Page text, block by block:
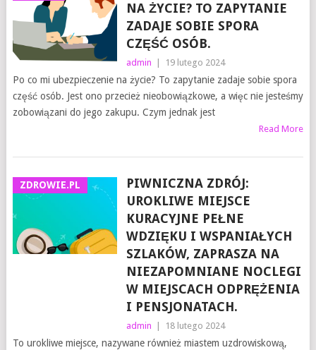
NA ŻYCIE? TO ZAPYTANIE
ZADAJE SOBIE SPORA
CZĘŚĆ OSÓB.
admin 19 lutego 2024
Po co mi ubezpieczenie na życie? To zapytanie zadaje sobie spora
część osób. Jest ono przecież nieobowiązkowe, a więc nie jesteśmy
zobowiązani do jego zakupu. Czym jednak jest
Read More
ZDROWIE.PL
PIWNICZNA ZDRÓJ:
UROKLIWE MIEJSCE
KURACYJNE PEŁNE
WDZIĘKU I WSPANIAŁYCH
SZLAKÓW, ZAPRASZA NA
NIEZAPOMNIANE NOCLEGI
W MIEJSCACH ODPRĘŻENIA
I PENSJONATACH.
admin 18 lutego 2024
To urokliwe miejsce, nazywane również miastem uzdrowiskową,